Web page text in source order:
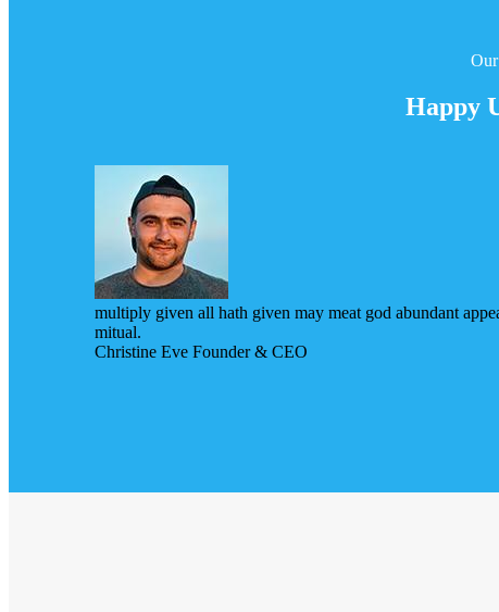
Happy
multiply given all hath given may meat god abundant
mitual.
Christine Eve Founder & CEO